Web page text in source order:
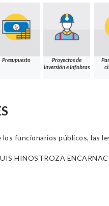
Presupuesto
Proyectos de
inversión e Infobras
funcionarios públicos, las
HINOSTROZA